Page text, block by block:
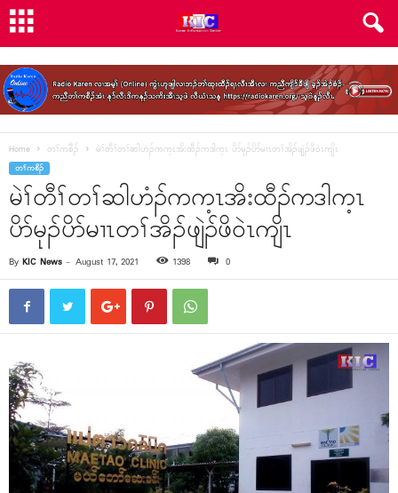
Home တၢ်ကစီၣ် မဲၢ်တီၢ်တၢ်ဆါဟံၣ်ကက့ၤအိးထီၣ်ကဒါက့ၤ ပိာ်မုၣ်ပိာ်မၢၤတၢ်အိၣ်ဖျဲၣ်ဖိ၀ဲၤကျိၤ
တၢ်ကစီၣ်
မဲၢ်တီၢ်တၢ်ဆါဟံၣ်ကက့ၤအိးထီၣ်ကဒါက့ၤ
ပိာ်မုၣ်ပိာ်မၢၤတၢ်အိၣ်ဖျဲၣ်ဖိ၀ဲၤကျိၤ
By KIC News - August 17, 2021 1398 0